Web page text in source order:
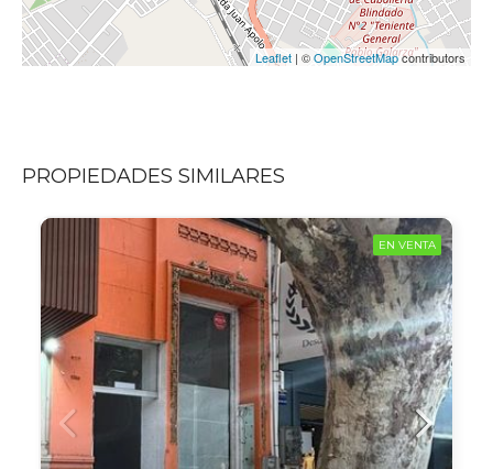
Leaflet | ©OpenStreetMapcontributors
PROPIEDADES SIMILARES
EN VENTA